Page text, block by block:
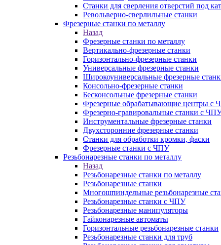
Станки для сверления отверстий под
Револьверно-сверлильные станки
Фрезерные станки по металлу
Назад
Фрезерные станки по металлу
Вертикально-фрезерные станки
Горизонтально-фрезерные станки
Универсальные фрезерные станки
Широкоуниверсальные фрезерные
Консольно-фрезерные станки
Бесконсольные фрезерные станки
Фрезерные обрабатывающие центры с
Фрезерно-гравировальные станки с
Инструментальные фрезерные станки
Двухсторонние фрезерные станки
Станки для обработки кромки, фаски
Фрезерные станки с ЧПУ
Резьбонарезные станки по металлу
Назад
Резьбонарезные станки по металлу
Резьбонарезные станки
Многошпиндельные резьбонарезные
Резьбонарезные станки с ЧПУ
Резьбонарезные манипуляторы
Гайконарезные автоматы
Горизонтальные резьбонарезные станки
Резьбонарезные станки для труб